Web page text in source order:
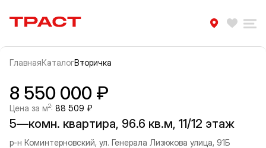
Траст | Служба недвижимости
ГлавнаяКаталогВторичка
Информация об объекте
Галерея
8 550 000 ₽
Цена за м2: 88 509 ₽
5—комн. квартира, 96.6 кв.м, 11/12 этаж
р-н Коминтерновский, ул. Генерала Лизюкова улица, 91Б